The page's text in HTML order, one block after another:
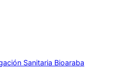
Sanitaria Bioaraba